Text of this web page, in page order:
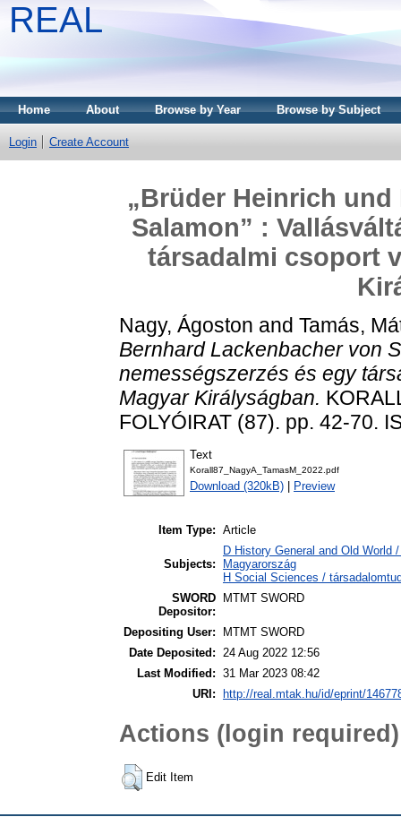
REAL
Home About Browse by Year Browse by Subject
Login Create Account
„Brüder Heinrich
Salamon” :
társadalmi csoport
Nagy, Ágoston and Tamás,
Bernhard Lackenbacher von
nemességszerzés és egy
Magyar Királyságban.
FOLYÓIRAT (87). pp. 42-70.
Text
Korall87_NagyA_TamasM_2022.pdf
Download (320kB) Preview
Item Type: Article
Subjects:
D History General and Old World
Magyarország
H Social Sciences /
SWORD
Depositor:
MTMT SWORD
Depositing User:
MTMT SWORD
Date Deposited: 24 Aug 2022 12:56
Last Modified: 31 Mar 2023 08:42
URI:
http://real.mtak.hu/id/eprint/
Actions (login required)
Edit Item